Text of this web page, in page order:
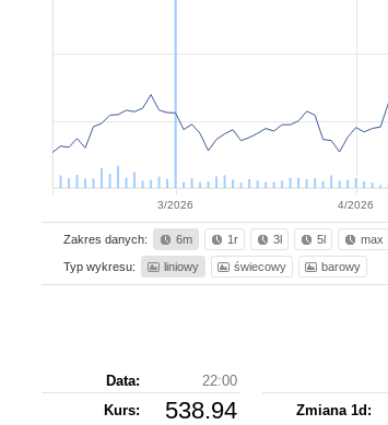
3/2026 4/2026
Zakres danych: 6m 1r 3l 5l max
Typ wykresu: liniowy świecowy barowy
Data:
22:00
Kurs: 538.94
Zmiana 1d: